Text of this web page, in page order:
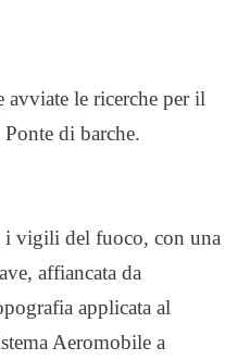
avviate le ricerche per il
di barche.
i vigili del fuoco, con una
affiancata da
applicata al
Aeromobile a